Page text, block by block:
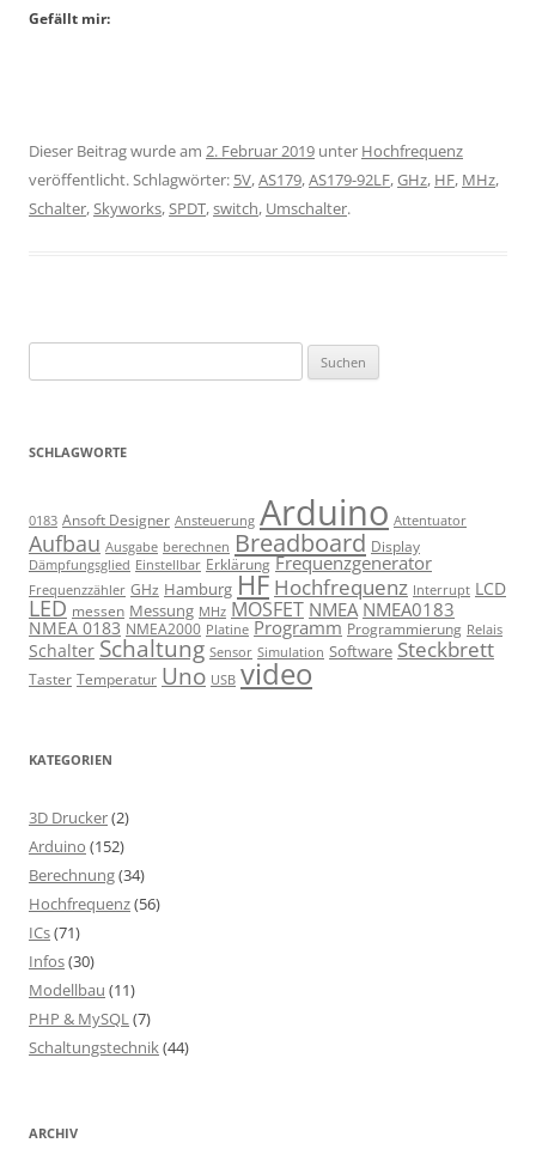
Gefällt mir:
Dieser Beitrag wurde am 2. Februar 2019 unter Hochfrequenz
veröffentlicht. Schlagwörter: 5V,AS179,AS179-92LF,GHz, HF, MHz,
Schalter,Skyworks,SPDT,switch, Umschalter.
nach:
SCHLAGWORTE
0183 Ansoft Designer Ansteuerung Arduino Attentuator
Aufbau Ausgabe berechnen Breadboard Display
Dämpfungsglied Einstellbar Erklärung Frequenzgenerator
Frequenzzähler GHz Hamburg HF Hochfrequenz Interrupt LCD
LED messen Messung MHz MOSFET NMEA NMEA0183
NMEA 0183 NMEA2000 Platine Programm Programmierung Relais
Schalter Schaltung Sensor Simulation Software Steckbrett
Taster Temperatur Uno USB video
KATEGORIEN
3D Drucker(2)
Arduino (152)
Berechnung(34)
Hochfrequenz(56)
ICs(71)
Infos(30)
Modellbau (11)
PHP & MySQL(7)
Schaltungstechnik(44)
ARCHIV